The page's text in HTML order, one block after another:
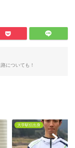
についても！
大学駅伝出身